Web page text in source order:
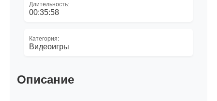
Длительность:
00:35:58
Категория:
Видеоигры
Описание